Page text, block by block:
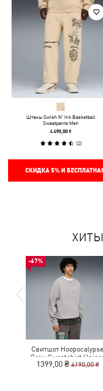
Штаны Swish N' Ink Basketball
Sweatpants Men
4 490,00 ₴
(2)
СКИДКА 5%И
-67%
Свитшот Hoopocalypse
Crew Sweatshirt
1399,00 ₴ 4190,00 ₴